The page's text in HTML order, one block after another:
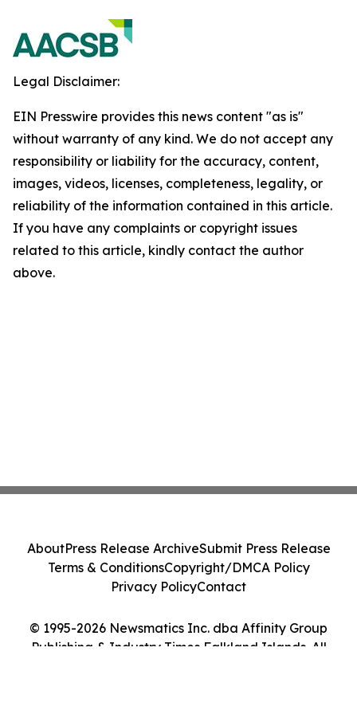
Legal Disclaimer:
EIN Presswire provides this news content "as is"
without warranty of any kind. We do not accept any
responsibility or liability for the accuracy, content,
images, videos, licenses, completeness, legality, or
reliability of the information contained in this article.
If you have any complaints or copyright issues
related to this article, kindly contact the author
above.
© 1995-2026 Newsmatics Inc. dba Affinity Group
Publishing & Industry Times Falkland Islands. All
AboutPress Release ArchiveSubmit Press Release
Terms & ConditionsCopyright/DMCA Policy
Privacy PolicyContact